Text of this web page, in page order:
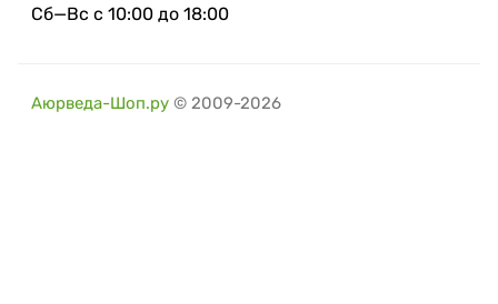
Сб—Вс с 10:00 до 18:00
Аюрведа-Шоп.ру © 2009-2026